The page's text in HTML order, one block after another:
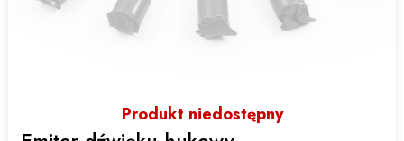
Produkt niedostępny